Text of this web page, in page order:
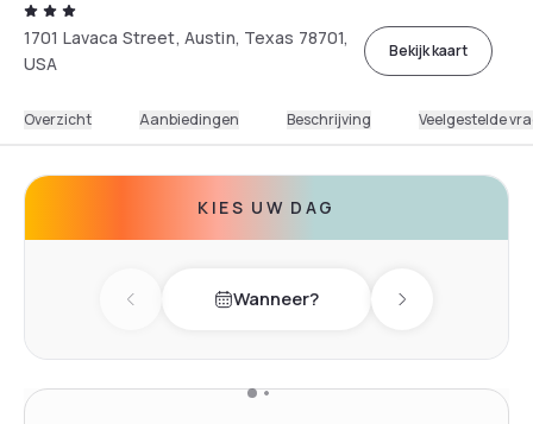
1701 Lavaca Street, Austin, Texas 78701,
USA
Bekijk kaart
Overzicht Aanbiedingen Beschrijving Veelgestelde
KIES UW DAG
Previous dayWanneer? Next day